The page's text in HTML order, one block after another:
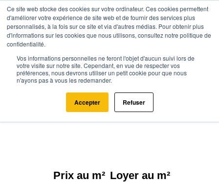
Ce site web stocke des cookies sur votre ordinateur. Ces cookies permettent
d'améliorer votre expérience de site web et de fournir des services plus
personnalisés, à la fois sur ce site et via d'autres médias. Pour obtenir plus
d'informations sur les cookies que nous utilisons, consultez notre politique de
confidentialité.
Vos informations personnelles ne feront l'objet d'aucun suivi lors de
votre visite sur notre site. Cependant, en vue de respecter vos
préférences, nous devrons utiliser un petit cookie pour que nous
n'ayons pas à vous les redemander.
Accepter Refuser
Agence.immo Prix immobilier Hauts-de-France Oise
Vaumoise (60117)
Estimation immobilière à
Vaumoise : Prix m² 2026
Prix au m² Loyer au m²